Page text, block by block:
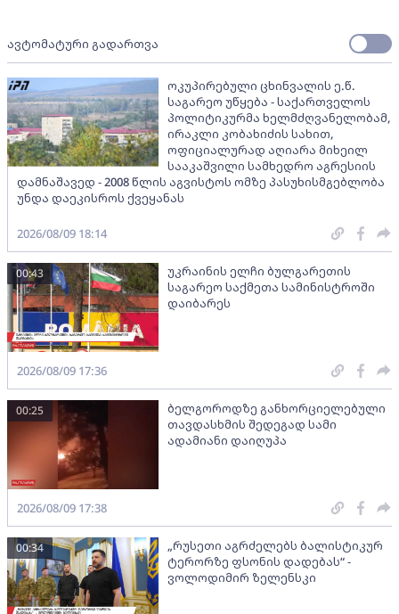
ავტომატური გადართვა
ოკუპირებული ცხინვალის ე.წ.
საგარეო უწყება - საქართველოს
პოლიტიკურმა ხელმძღვანელობამ,
ირაკლი კობახიძის სახით,
ოფიციალურად აღიარა მიხეილ
სააკაშვილი სამხედრო აგრესიის
დამნაშავედ - 2008 წლის აგვისტოს ომზე პასუხისმგებლობა
უნდა დაეკისროს ქვეყანას
2026/08/09 18:14
უკრაინის ელჩი ბულგარეთის
საგარეო საქმეთა სამინისტროში
დაიბარეს
00:43
2026/08/09 17:36
ბელგოროდზე განხორციელებული
თავდასხმის შედეგად სამი
ადამიანი დაიღუპა
00:25
2026/08/09 17:38
„რუსეთი აგრძელებს ბალისტიკურ
ტერორზე ფსონის დადებას“ -
ვოლოდიმირ ზელენსკი
00:34